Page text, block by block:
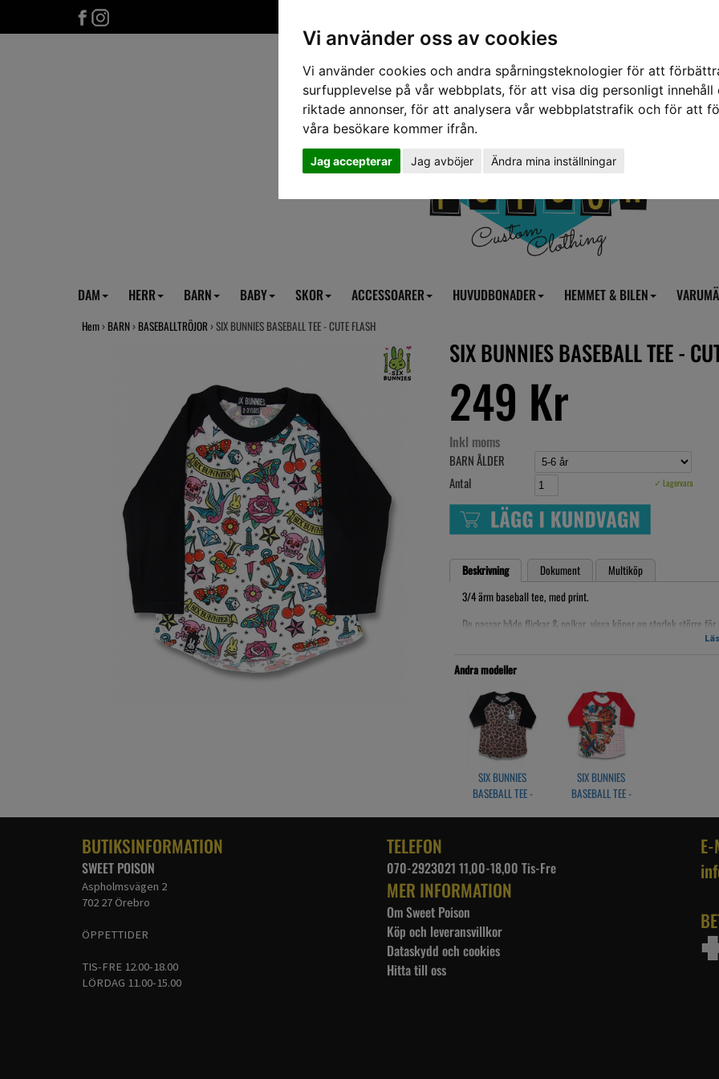
Vi använder oss av cookies
Vi använder cookies och andra spårningsteknologier för att
surfupplevelse på vår webbplats, för att visa dig personligt innehåll
riktade annonser, för att analysera vår webbplatstrafik och för att
våra besökare kommer ifrån.
Jag accepterar Jag avböjer Ändra mina inställningar
DAM HERR BARN BABY SKOR ACCESSOARER HUVUDBONADER HEMMET & BILEN
Hem › BARN › BASEBALLTRÖJOR › SIX BUNNIES BASEBALL TEE - CUTE FLASH
SIX BUNNIES BASEBALL TEE -
249 Kr
Inkl moms
BARN ÅLDER
Antal
✓ Lagervara
Beskrivning Dokument
Multiköp
3/4 ärm baseball tee, med print.
De passar både flickar & pojkar, vissa köper en storlek större
Andra modeller
SIX BUNNIES
BASEBALL TEE -
SIX BUNNIES
BASEBALL TEE -
BUTIKSINFORMATION
SWEET POISON
Aspholmsvägen 2
702 27 Örebro
ÖPPETTIDER
TIS-FRE 12.00-18.00
LÖRDAG 11.00-15.00
TELEFON
070-2923021 11,00-18,00 Tis-Fre
MER INFORMATION
Om Sweet Poison
Köp och leveransvillkor
Dataskydd och cookies
Hitta till oss